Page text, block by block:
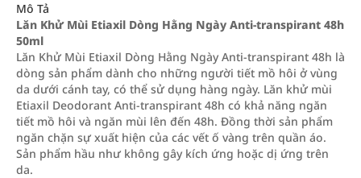
Mô Tả
Lăn Khử Mùi Etiaxil Dòng Hằng Ngày Anti-transpirant 48h
50ml
Lăn Khử Mùi Etiaxil Dòng Hằng Ngày Anti-transpirant 48h là
dòng sản phẩm dành cho những người tiết mồ hôi ở vùng
da dưới cánh tay, có thể sử dụng hàng ngày. Lăn khử mùi
Etiaxil Deodorant Anti-transpirant 48h có khả năng ngăn
tiết mồ hôi và ngăn mùi lên đến 48h. Đồng thời sản phẩm
ngăn chặn sự xuất hiện của các vết ố vàng trên quần áo.
Sản phẩm hầu như không gây kích ứng hoặc dị ứng trên
da.